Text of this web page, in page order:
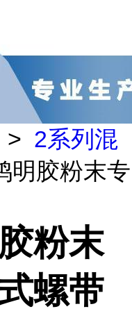
> 2系列混
明胶粉末专
粉末
螺带